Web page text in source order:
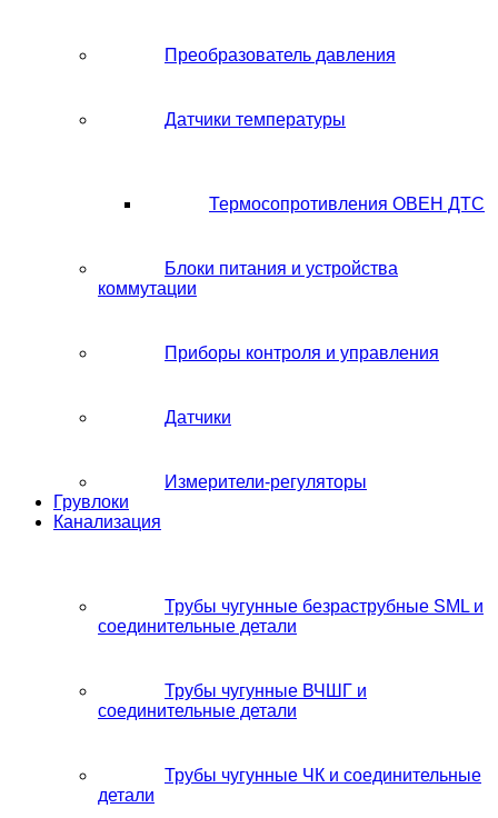
Преобразователь давления
Датчики температуры
Термосопротивления ОВЕН ДТС
Блоки питания и устройства
коммутации
Приборы контроля и управления
Датчики
Измерители-регуляторы
Грувлоки
Канализация
Трубы чугунные безраструбные SML и
соединительные детали
Трубы чугунные ВЧШГ и
соединительные детали
Трубы чугунные ЧК и соединительные
детали